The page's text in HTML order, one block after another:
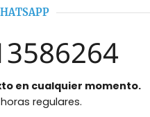
en cualquier momento.
regulares.